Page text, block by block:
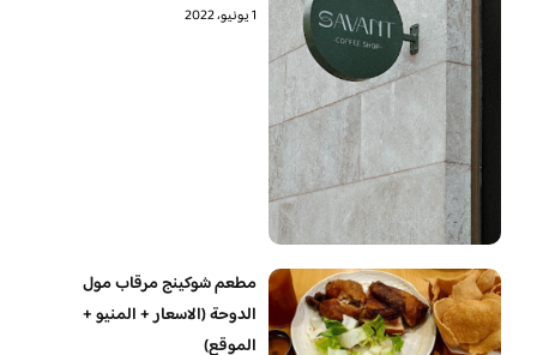
1 يونيو، 2022
مطعم شوكينج مرقاب مول
الدوحة (الاسعار + المنيو +
الموقع)